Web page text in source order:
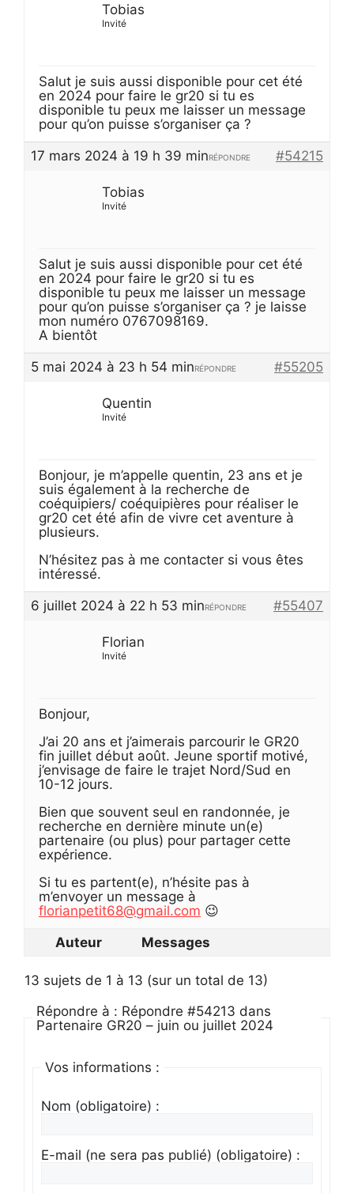
Tobias
Invité
Salut je suis aussi disponible pour cet été
en 2024 pour faire le gr20 si tu es
disponible tu peux me laisser un message
pour qu’on puisse s’organiser ça ?
17 mars 2024 à 19 h 39 min
#54215
RÉPONDRE
Tobias
Invité
Salut je suis aussi disponible pour cet été
en 2024 pour faire le gr20 si tu es
disponible tu peux me laisser un message
pour qu’on puisse s’organiser ça ? je laisse
mon numéro 0767098169.
A bientôt
5 mai 2024 à 23 h 54 min
#55205
RÉPONDRE
Quentin
Invité
Bonjour, je m’appelle quentin, 23 ans et je
suis également à la recherche de
coéquipiers/ coéquipières pour réaliser le
gr20 cet été afin de vivre cet aventure à
plusieurs.
N’hésitez pas à me contacter si vous êtes
intéressé.
6 juillet 2024 à 22 h 53 min
#55407
RÉPONDRE
Florian
Invité
Bonjour,
J’ai 20 ans et j’aimerais parcourir le GR20
fin juillet début août. Jeune sportif motivé,
j’envisage de faire le trajet Nord/Sud en
10-12 jours.
Bien que souvent seul en randonnée, je
recherche en dernière minute un(e)
partenaire (ou plus) pour partager cette
expérience.
Si tu es partent(e), n’hésite pas à
m’envoyer un message à
florianpetit68@gmail.com 😉
Auteur
Messages
13 sujets de 1 à 13 (sur un total de 13)
Répondre à : Répondre #54213 dans
Partenaire GR20 – juin ou juillet 2024
Vos informations :
Nom (obligatoire) :
E-mail (ne sera pas publié) (obligatoire) :